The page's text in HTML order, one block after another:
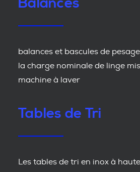
balances et bascules de
la charge nominale de linge
machine à laver
Tables de Tri
Les tables de tri en inox à